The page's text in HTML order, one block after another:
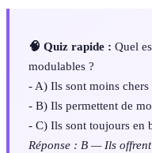
🧠 Quiz rapide : Quel
modulables ?
- A) Ils sont moins chers
- B) Ils permettent de
- C) Ils sont toujours en
Réponse : B — Ils